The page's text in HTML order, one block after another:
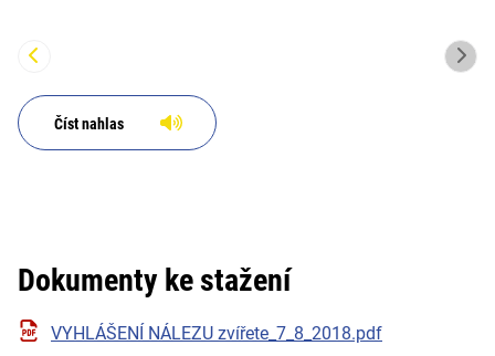
Číst nahlas
Dokumenty ke stažení
VYHLÁŠENÍ NÁLEZU zvířete_7_8_2018.pdf